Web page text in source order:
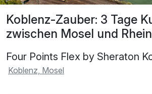
Koblenz-Zauber: 3 Tage
zwischen Mosel und Rhein
Four Points Flex by Sheraton
Koblenz, Mosel